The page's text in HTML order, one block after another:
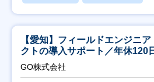
【愛知】フィールドエンジニ
クトの導入サポート／年休120
直帰
GO株式会社